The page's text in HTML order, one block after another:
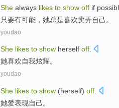
She always likes to show off if
只要有可能 ， 她总是喜欢卖弄自己。
youdao
She likes to show herself off.
她喜欢自我炫耀。
youdao
She likes to show (herself) off
她爱表现自己。